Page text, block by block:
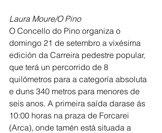
Laura Moure/O Pino
O Concello do Pino organiza o
domingo 21 de setembro a vixésima
edición da Carreira pedestre popular,
que terá un percorrido de 8
quilómetros para a categoría absoluta
e duns 340 metros para menores de
seis anos. A primeira saída darase ás
10:00 horas na praza de Forcarei
(Arca), onde tamén está situada a